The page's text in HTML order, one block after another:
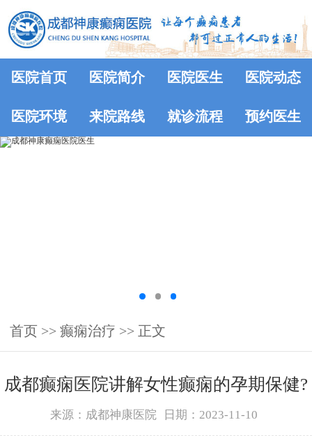
医院首页 医院简介 医院医生 医院动态
医院环境 来院路线 就诊流程 预约医生
首页 >> 癫痫治疗 >> 正文
成都癫痫医院讲解女性癫痫的孕期保健?
来源：成都神康医院 日期：2023-11-10